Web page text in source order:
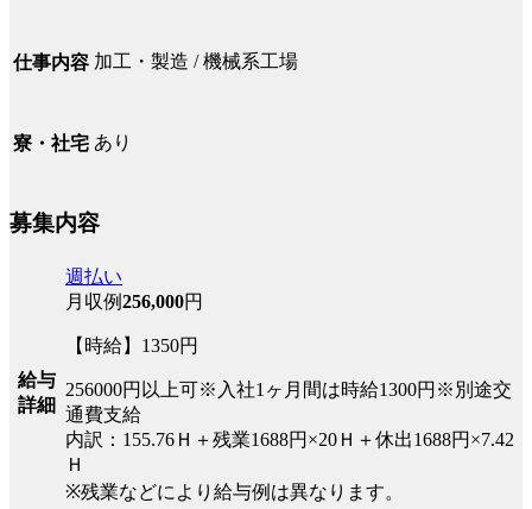
仕事内容 加工・製造 / 機械系工場
寮・社宅 あり
募集内容
給与
詳細
週払い
月収例256,000円
【時給】1350円
256000円以上可※入社1ヶ月間は時給1300円※別途交
通費支給
内訳：155.76Ｈ＋残業1688円×20Ｈ＋休出1688円×7.42
Ｈ
※残業などにより給与例は異なります。